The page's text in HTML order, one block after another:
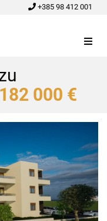
+385 98 412 001
Menu
182 000 €